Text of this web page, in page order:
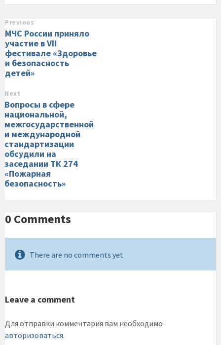
Previous
МЧС России приняло
участие в VII
фестивале «Здоровье
и безопасность
детей»
Next
Вопросы в сфере
национальной,
межгосударственной
и международной
стандартизации
обсудили на
заседании ТК 274
«Пожарная
безопасность»
0 Comments
There are no comments yet
Leave a comment
Для отправки комментария вам необходимо
авторизоваться.